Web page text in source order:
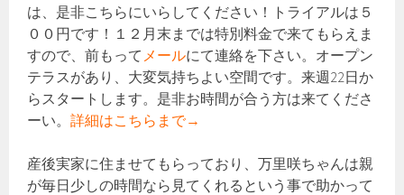
は、是非こちらにいらしてください！トライアルは５
００円です！１２月末までは特別料金で来てもらえま
すので、前もって メールにて連絡を下さい。オープン
テラスがあり、大変気持ちよい空間です。来週22日か
らスタートします。是非お時間が合う方は来てくださ
ーい。詳細はこちらまで→
産後実家に住ませてもらっており、万里咲ちゃんは親
が毎日少しの時間なら見てくれるという事で助かって